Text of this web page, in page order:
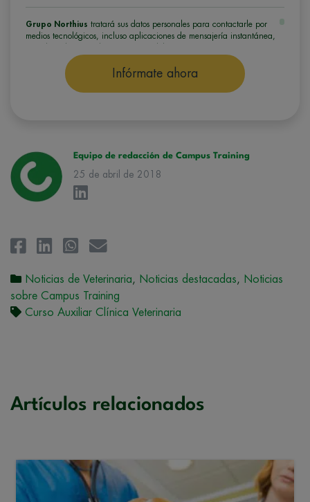
Grupo Northius tratará sus datos personales para contactarle por
medios tecnológicos, incluso aplicaciones de mensajería instantánea,
seleccionado o de otros directamente relacionados con el interés
manifestado y, en su caso, para tramitar la contratación
correspondiente. Compartiremos su solicitud con las empresas que
Grupo Northius, con el objeto de que estas puedan
Infórmate ahora
Equipo de redacción de Campus Training
25 de abril de 2018
Noticias de Veterinaria, Noticias destacadas, Noticias
sobre Campus Training
Curso Auxiliar Clínica Veterinaria
Artículos relacionados